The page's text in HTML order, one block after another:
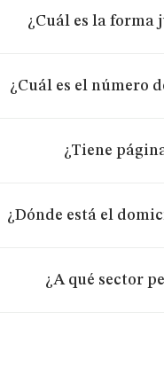
¿Cuál es la forma
¿Cuál es el número
¿Tiene
¿Dónde está el
¿A qué sector